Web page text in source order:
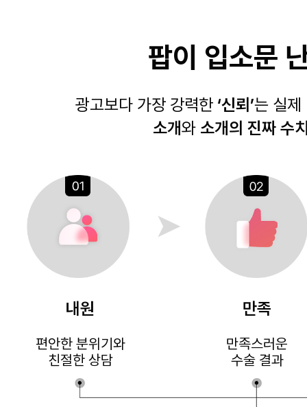
팝이 입소문
광고보다 가장 강력한 ‘신뢰’는 실제
소개와 소개의 진짜 수
내원
편안한 분위기와
친절한 상담
만족
만족스러운
수술 결과